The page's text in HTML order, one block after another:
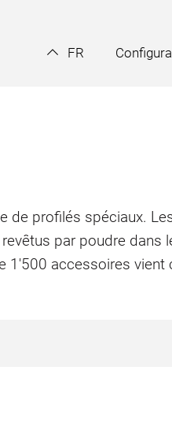
FR
de profilés spéciaux.
par poudre dans
1'500 accessoires vient